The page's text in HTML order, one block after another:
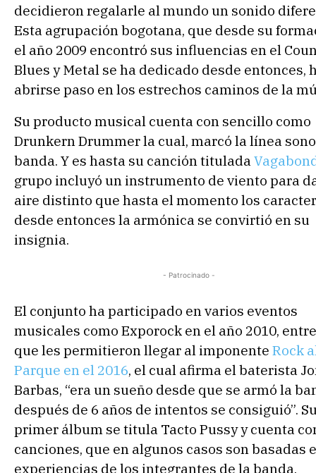
decidieron regalarle al mundo un sonido
Esta agrupación bogotana, que desde su
el año 2009 encontró sus influencias en el
Blues y Metal se ha dedicado desde entonces,
abrirse paso en los estrechos caminos de la
Su producto musical cuenta con sencillo como
Drunkern Drummer la cual, marcó la línea
banda. Y es hasta su canción titulada
grupo incluyó un instrumento de viento para
aire distinto que hasta el momento los
desde entonces la armónica se convirtió en su
insignia.
- Patrocinado -
El conjunto ha participado en varios eventos
musicales como Exporock en el año 2010,
que les permitieron llegar al imponente Rock
Parque en el 2016, el cual afirma el baterista
Barbas, “era un sueño desde que se armó la
después de 6 años de intentos se consiguió”.
primer álbum se titula Tacto Pussy y cuenta
canciones, que en algunos casos son basadas
experiencias de los integrantes de la banda.